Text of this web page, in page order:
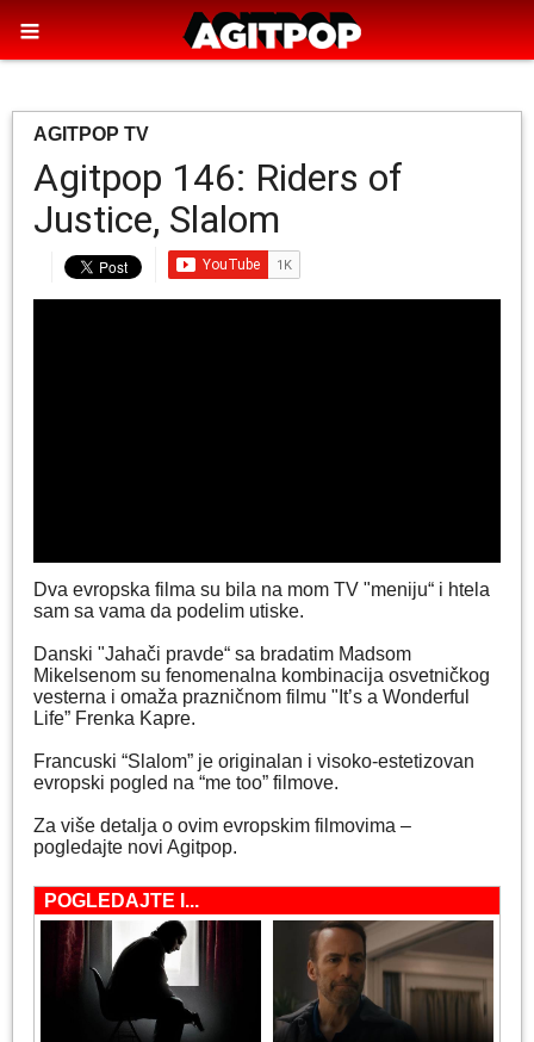
AGITPOP TV
Agitpop 146: Riders of
Justice, Slalom
Dva evropska filma su bila na mom TV "meniju“ i htela
sam sa vama da podelim utiske.
Danski "Jahači pravde“ sa bradatim Madsom
Mikelsenom su fenomenalna kombinacija osvetničkog
vesterna i omaža prazničnom filmu "It’s a Wonderful
Life” Frenka Kapre.
Francuski “Slalom” je originalan i visoko-estetizovan
evropski pogled na “me too” filmove.
Za više detalja o ovim evropskim filmovima –
pogledajte novi Agitpop.
POGLEDAJTE I...